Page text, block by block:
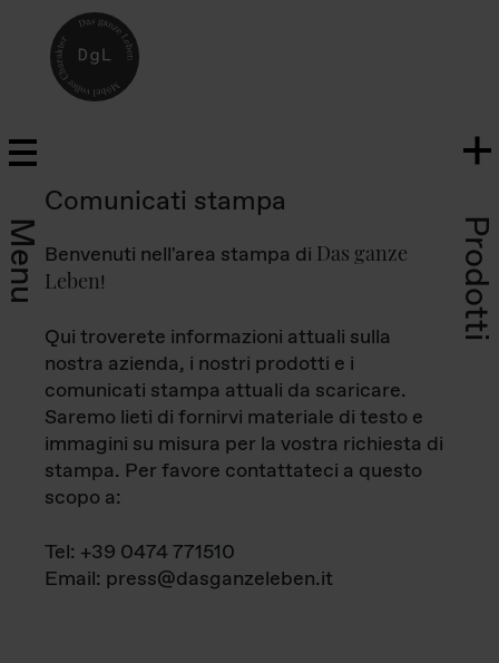
Menu Prodotti
Comunicati stampa
Benvenuti nell'area stampa di Das ganze
Leben!
Qui troverete informazioni attuali sulla
nostra azienda, i nostri prodotti e i
comunicati stampa attuali da scaricare.
Saremo lieti di fornirvi materiale di testo e
immagini su misura per la vostra richiesta di
stampa. Per favore contattateci a questo
scopo a:
Tel: +39 0474 771510
Email: press@dasganzeleben.it